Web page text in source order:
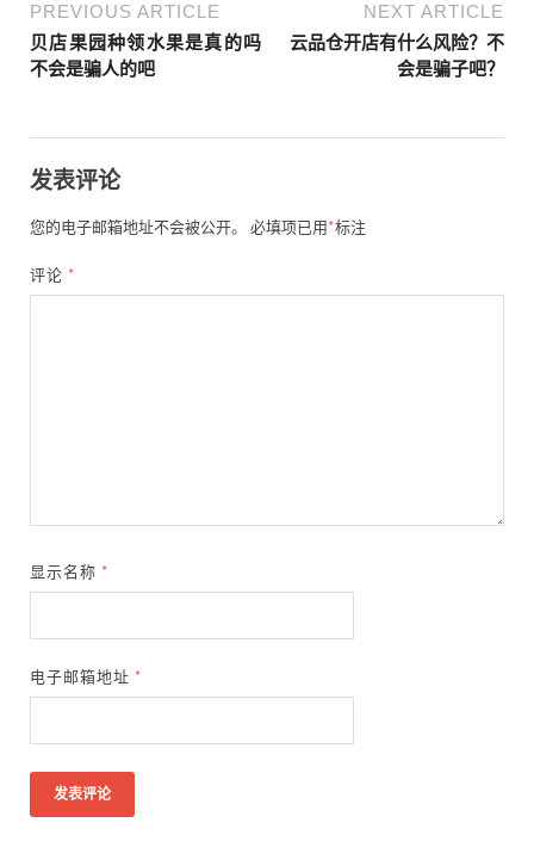
PREVIOUS ARTICLE
贝店果园种领水果是真的吗
不会是骗人的吧
NEXT ARTICLE
云品仓开店有什么风险？不
会是骗子吧？
发表评论
您的电子邮箱地址不会被公开。 必填项已用 *标注
评论 *
显示名称 *
电子邮箱地址 *